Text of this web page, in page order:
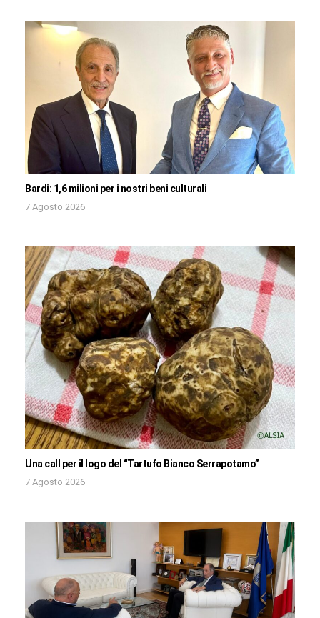
Bardi: 1,6 milioni per i nostri beni culturali
7 Agosto 2026
Una call per il logo del “Tartufo Bianco Serrapotamo”
7 Agosto 2026